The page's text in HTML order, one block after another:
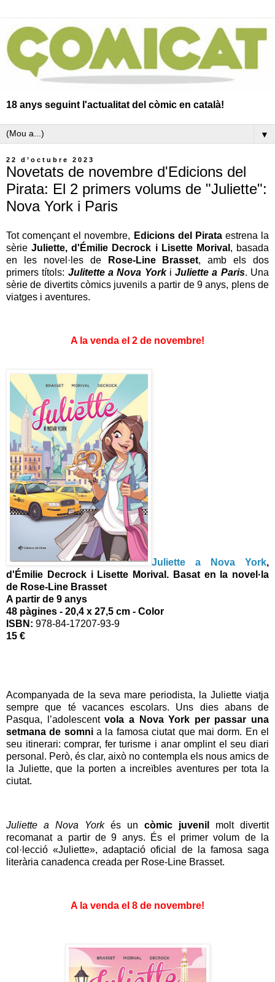
18 anys seguint l'actualitat del còmic en català!
▼
22 d’octubre 2023
Novetats de novembre d'Edicions del
Pirata: El 2 primers volums de "Juliette":
Nova York i Paris
Tot començant el novembre, Edicions del Pirataestrena la
sèrieJuliette,d'Émilie Decrock i Lisette Morival , basada
en les novel·les de
Rose-Line Brasset, amb els dos
primers títols: Julitette a Nova YorkiJuliette a Paris. Una
sèrie de divertits còmics juvenils a partir de 9 anys, plens de
viatges i aventures.
A la venda el 2 de novembre!
Juliette a Nova York,
d'Émilie Decrock i Lisette Morival. Basat en la novel·la
de Rose-Line Brasset
A partir de 9 anys
48 pàgines - 20,4 x 27,5 cm - Color
ISBN: 978-84-17207-93-9
15 €
Acompanyada de la seva mare periodista, la Juliette viatja
sempre que té vacances escolars. Uns dies abans de
Pasqua, l’adolescentvola a Nova York per passar una
setmana de somnia la famosa ciutat que mai dorm. En el
seu itinerari: comprar, fer turisme i anar omplint el seu diari
personal. Però, és clar, això no contempla els nous amics de
la Juliette, que la porten a increïbles aventures per tota la
ciutat.
Juliette a Nova Yorkés un còmic juvenil
molt divertit
recomanat a partir de 9 anys. És el primer volum de la
col·lecció «Juliette», adaptació oficial de la famosa saga
literària canadenca creada per Rose-Line Brasset.
A la venda el 8 de novembre!